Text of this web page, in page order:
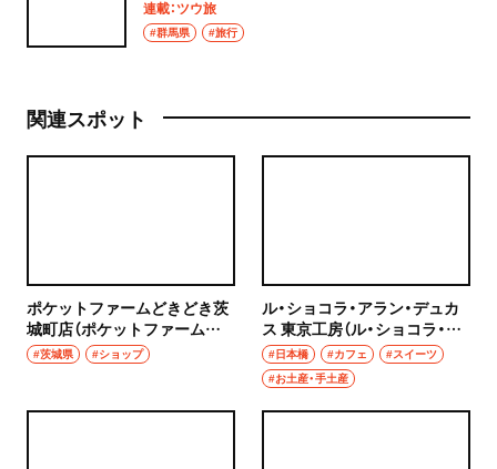
連載：ツウ旅
#群馬県 #旅行
関連スポット
ポケットファームどきどき茨
城町店（ポケットファームど
きどきいばらきまちてん）
#茨城県 #ショップ
ル・ショコラ・アラン・デュカ
ス 東京工房（ル・ショコラ・ア
ラン・デュカス とうきょうこ
うぼう）
#日本橋 #カフェ
#スイーツ
#お土産・手土産